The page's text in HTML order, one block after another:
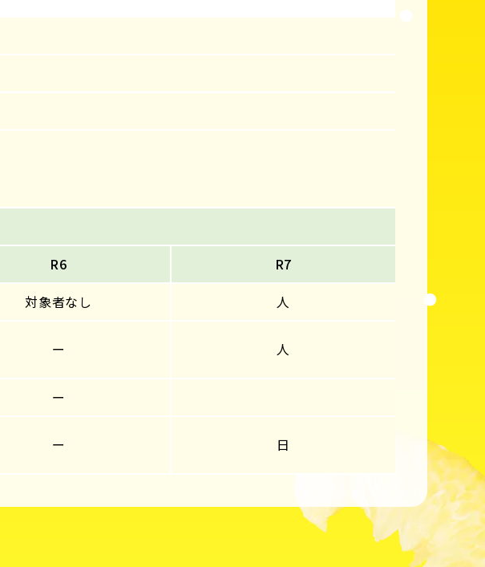
R6
R7
対象者なし
人
ー 人
ー
ー 日